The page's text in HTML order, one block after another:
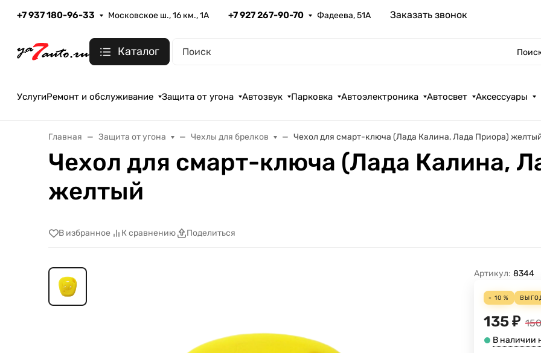
+7 937 180-96-33 Московское ш., 16 км., 1А +7 927 267-90-70 Фадеева, 51А Заказать звонок
Каталог
УслугиРемонт и обслуживание Защита от угона Автозвук Парковка Автоэлектроника Автосвет Аксессуары
Главная Защита от угона Чехлы для брелков Чехол для смарт-ключа (Лада Калина, Лада Приора)
Чехол для смарт-ключа (Лада Калина,
желтый
В избранное К сравнению Поделиться
Артикул: 8344
- 10 %
135₽ 150
В наличии